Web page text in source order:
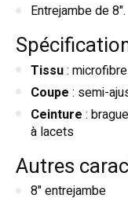
Entrejambe de 8".
Tissu:
Coupe : semi-
Ceinture :
à lacets
Autres
8" entrejambe